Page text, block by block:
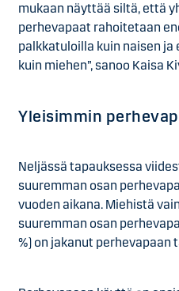
mukaan näyttää siltä, että
perhevapaat rahoitetaan
palkkatuloilla kuin naisen
kuin miehen”, sanoo Kaisa
Yleisimmin
Neljässä tapauksessa
suuremman osan
vuoden aikana. Miehistä
suuremman osan
%) on jakanut perhevapaan